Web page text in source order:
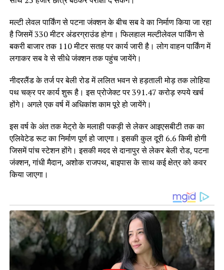
मल्टी लेवल पार्किंग से पटना जंक्शन के बीच सब वे का निर्माण किया जा रहा
है जिसमें 330 मीटर अंडरग्राउंड होगा। फिलहाल मल्टीलेवल पार्किंग से
बकरी बाजार तक 110 मीटर सतह पर कार्य जारी है। लोग वाहन पार्किंग में
लगाकर सब वे से सीधे जंक्शन तक पहुंच जायेंगे।
नीदरलैंड के तर्ज पर बेली रोड में ललित भवन से हड़ताली मोड़ तक लोहिया
पथ चक्र पर कार्य शुरू है। इस प्रोजेक्ट पर 391.47 करोड़ रुपये खर्च
होंगे। अगले एक वर्ष में अधिकांश काम पूरे हो जायेंगे।
इस वर्ष के अंत तक मेट्रो के मलाही पकड़ी से लेकर आइएसबीटी तक का
एलिवेटेड रूट का निर्माण पूर्ण हो जाएगा। इसकी कुल दूरी 6.6 किमी होगी
जिसमें पांच स्टेशन होंगे। इसकी मदद से दानापुर से लेकर बेली रोड, पटना
जंक्शन, गांधी मैदान, अशोक राजपथ, बाइपास के साथ कई क्षेत्र को कवर
किया जाएगा।